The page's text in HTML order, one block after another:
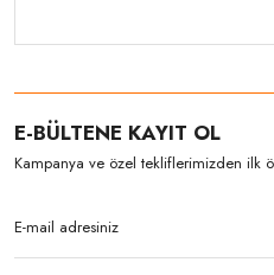
E-BÜLTENE KAYIT OL
Kampanya ve özel tekliflerimizden ilk